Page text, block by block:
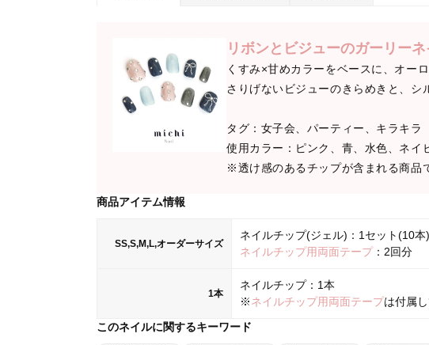
リボンとビジューのガーリー
くすみ×甘めカラーをベースに、オー
さりげないビジューのきらめきと、シ
タグ：女子会、パーティー、キラキラ
使用カラー：ピンク、青、水色、ネイ
※透け感のあるチップが含まれる商品
商品アイテム情報
SS,S,M,L,オーダーサイズ
ネイルチップ(ジェル)：1セット(10本)
ネイルチップ用両面テープ：2回分
1本
ネイルチップ：1本
※ネイルチップ用両面テープは付属し
このネイルに関するキーワード